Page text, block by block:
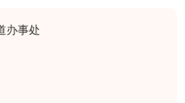
办事处